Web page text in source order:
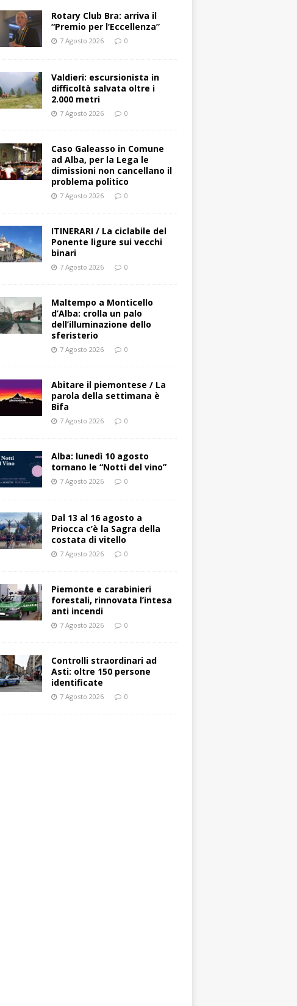
Rotary Club Bra: arriva il
“Premio per l’Eccellenza”
7 Agosto 2026 0
Valdieri: escursionista in
difficoltà salvata oltre i
2.000 metri
7 Agosto 2026 0
Caso Galeasso in Comune
ad Alba, per la Lega le
dimissioni non cancellano il
problema politico
7 Agosto 2026 0
ITINERARI / La ciclabile del
Ponente ligure sui vecchi
binari
7 Agosto 2026 0
Maltempo a Monticello
d’Alba: crolla un palo
dell’illuminazione dello
sferisterio
7 Agosto 2026 0
Abitare il piemontese / La
parola della settimana è
Bifa
7 Agosto 2026 0
Alba: lunedì 10 agosto
tornano le “Notti del vino”
7 Agosto 2026 0
Dal 13 al 16 agosto a
Priocca c’è la Sagra della
costata di vitello
7 Agosto 2026 0
Piemonte e carabinieri
forestali, rinnovata l’intesa
anti incendi
7 Agosto 2026 0
Controlli straordinari ad
Asti: oltre 150 persone
identificate
7 Agosto 2026 0